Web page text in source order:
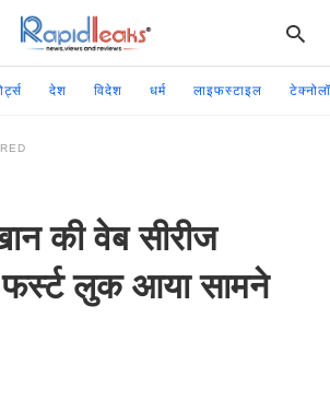
देश विदेश धर्म लाइफस्टाइल
की वेब सीरीज
फर्स्ट लुक आया सामने